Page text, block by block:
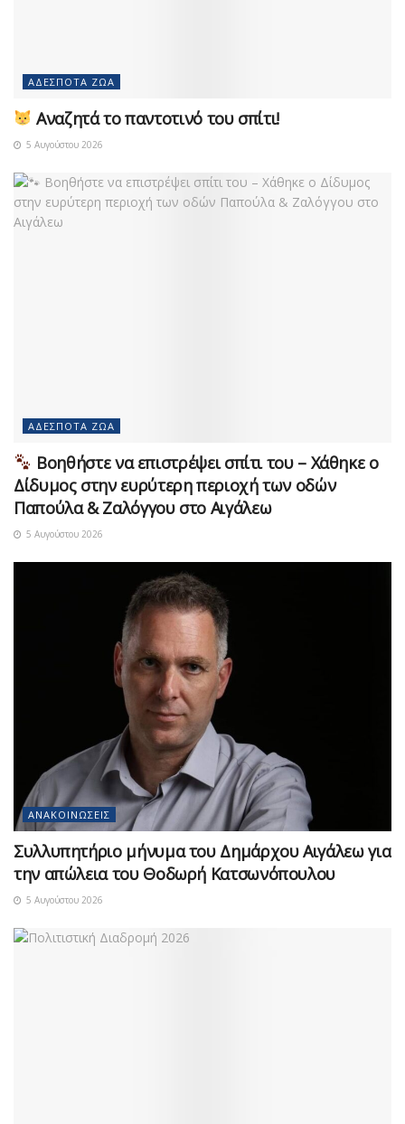
ΑΔΈΣΠΟΤΑ ΖΏΑ
Αναζητά το παντοτινό του σπίτι!
5 Αυγούστου 2026
ΑΔΈΣΠΟΤΑ ΖΏΑ
Βοηθήστε να επιστρέψει σπίτι του – Χάθηκε ο
Δίδυμος στην ευρύτερη περιοχή των οδών
Παπούλα & Ζαλόγγου στο Αιγάλεω
5 Αυγούστου 2026
ΑΝΑΚΟΙΝΏΣΕΙΣ
Συλλυπητήριο μήνυμα του Δημάρχου Αιγάλεω για
την απώλεια του Θοδωρή Κατσωνόπουλου
5 Αυγούστου 2026